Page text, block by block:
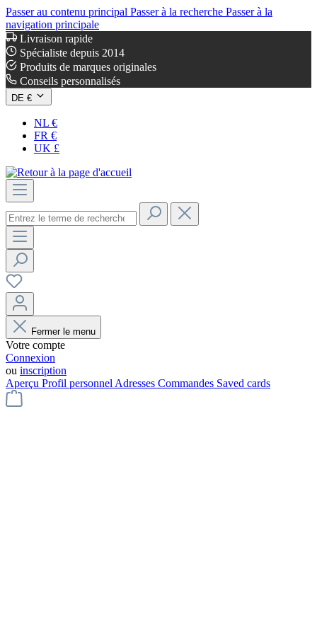
Passer au contenu principal Passer à la recherche Passer à la
navigation principale
Livraison rapide
Spécialiste depuis 2014
Produits de marques originales
Conseils personnalisés
DE €
NL €
FR €
UK £
Fermer le menu
Votre compte
Connexion
ou inscription
Aperçu Profil personnel Adresses Commandes Saved cards